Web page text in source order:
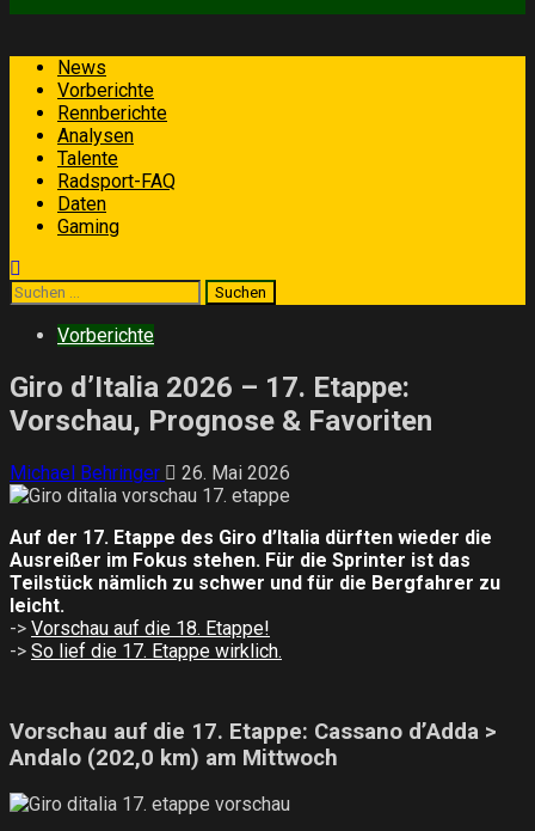
Primäres
Menü
News
Vorberichte
Rennberichte
Analysen
Talente
Radsport-FAQ
Daten
Gaming
Suchen
nach:
Vorberichte
Giro d’Italia 2026 – 17. Etappe:
Vorschau, Prognose & Favoriten
Michael Behringer 26. Mai 2026
Auf der 17. Etappe des Giro d’Italia dürften wieder die
Ausreißer im Fokus stehen. Für die Sprinter ist das
Teilstück nämlich zu schwer und für die Bergfahrer zu
leicht.
-> Vorschau auf die 18. Etappe!
-> So lief die 17. Etappe wirklich.
Vorschau auf die 17. Etappe: Cassano d’Adda >
Andalo (202,0 km) am Mittwoch